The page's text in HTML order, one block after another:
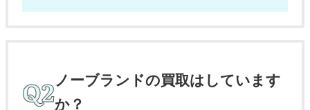
ノーブランドの買取はしています
か？